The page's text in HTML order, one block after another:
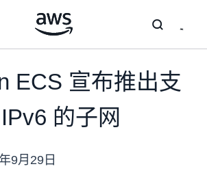
ECS 宣布推出支
的子网
9月29日